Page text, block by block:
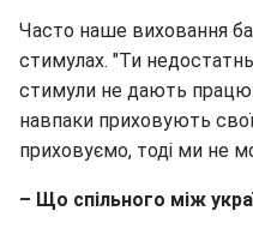
Часто наше виховання
стимулах. "Ти
стимули не дають
навпаки приховують
приховуємо, тоді ми не
– Що спільного між